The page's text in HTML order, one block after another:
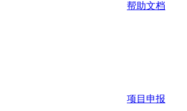
帮助文档
项目申报